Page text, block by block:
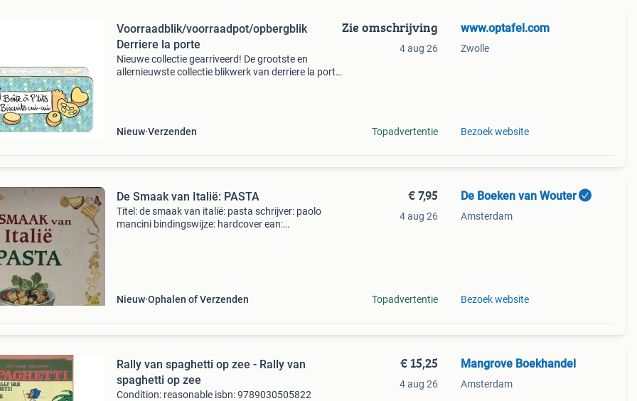
Voorraadblik/voorraadpot/opbergblik
Derriere la porte
Nieuwe collectie gearriveerd! De grootste en
allernieuwste collectie blikwerk van derriere la porte
Nieuw Verzenden
Zie omschrijving
4 aug 26
Topadvertentie
www.optafel.com
Zwolle
Bezoek website
De Smaak van Italië: PASTA
Titel: de smaak van italië: pasta schrijver: paolo
mancini bindingswijze: hardcover ean:
Nieuw Ophalen of Verzenden
€ 7,95
4 aug 26
Topadvertentie
De Boeken van Wouter
Amsterdam
Bezoek website
Rally van spaghetti op zee - Rally van
spaghetti op zee
Condition: reasonable isbn: 9789030505822
€ 15,25
4 aug 26
Mangrove Boekhandel
Amsterdam